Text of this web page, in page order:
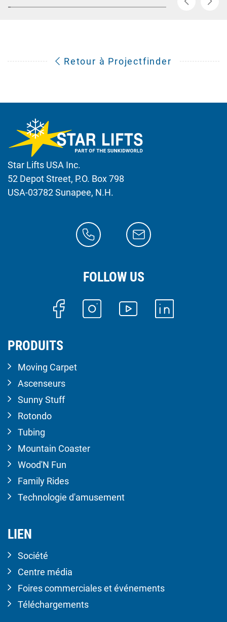
Retour à Projectfinder
Star Lifts USA Inc.
52 Depot Street, P.O. Box 798
USA-03782 Sunapee, N.H.
FOLLOW US
PRODUITS
Moving Carpet
Ascenseurs
Sunny Stuff
Rotondo
Tubing
Mountain Coaster
Wood'N Fun
Family Rides
Technologie d'amusement
LIEN
Société
Centre média
Foires commerciales et événements
Téléchargements